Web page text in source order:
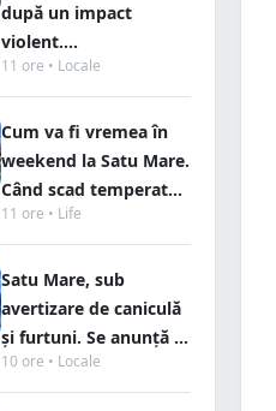
după un impact
violent....
11 ore • Locale
Cum va fi vremea în
weekend la Satu Mare.
Când scad temperat...
11 ore • Life
Satu Mare, sub
avertizare de caniculă
și furtuni. Se anunță ...
10 ore • Locale